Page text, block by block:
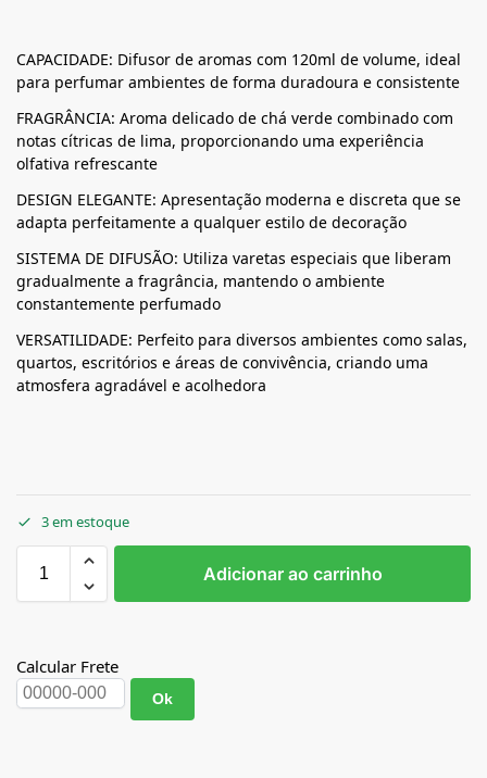
CAPACIDADE: Difusor de aromas com 120ml de volume, ideal
para perfumar ambientes de forma duradoura e consistente
FRAGRÂNCIA: Aroma delicado de chá verde combinado com
notas cítricas de lima, proporcionando uma experiência
olfativa refrescante
DESIGN ELEGANTE: Apresentação moderna e discreta que se
adapta perfeitamente a qualquer estilo de decoração
SISTEMA DE DIFUSÃO: Utiliza varetas especiais que liberam
gradualmente a fragrância, mantendo o ambiente
constantemente perfumado
VERSATILIDADE: Perfeito para diversos ambientes como salas,
quartos, escritórios e áreas de convivência, criando uma
atmosfera agradável e acolhedora
3 em estoque
Adicionar ao carrinho
Calcular Frete
Ok